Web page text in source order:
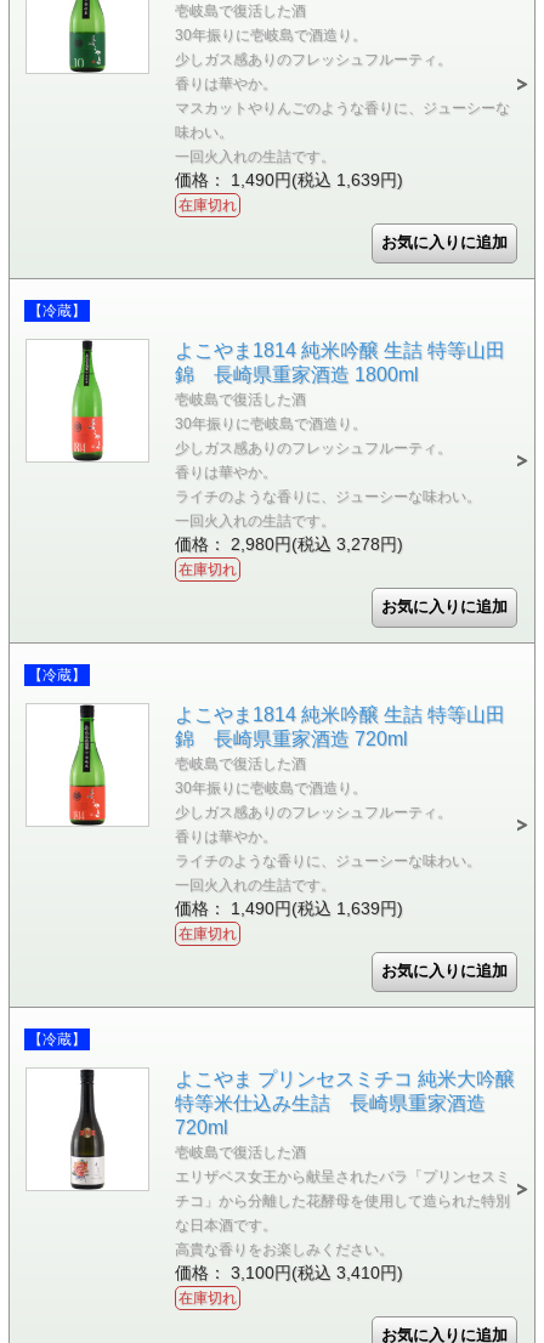
壱岐島で復活した酒
30年振りに壱岐島で酒造り。
少しガス感ありのフレッシュフルーティ。
香りは華やか。
マスカットやりんごのような香りに、ジューシーな
味わい。
一回火入れの生詰です。
価格： 1,490円(税込 1,639円)
在庫切れ
【冷蔵】
よこやま1814 純米吟醸 生詰 特等山田
錦 長崎県重家酒造 1800ml
壱岐島で復活した酒
30年振りに壱岐島で酒造り。
少しガス感ありのフレッシュフルーティ。
香りは華やか。
ライチのような香りに、ジューシーな味わい。
一回火入れの生詰です。
価格： 2,980円(税込 3,278円)
在庫切れ
【冷蔵】
よこやま1814 純米吟醸 生詰 特等山田
錦 長崎県重家酒造 720ml
壱岐島で復活した酒
30年振りに壱岐島で酒造り。
少しガス感ありのフレッシュフルーティ。
香りは華やか。
ライチのような香りに、ジューシーな味わい。
一回火入れの生詰です。
価格： 1,490円(税込 1,639円)
在庫切れ
【冷蔵】
よこやま プリンセスミチコ 純米大吟醸
特等米仕込み生詰 長崎県重家酒造
720ml
壱岐島で復活した酒
エリザベス女王から献呈されたバラ「プリンセスミ
チコ」から分離した花酵母を使用して造られた特別
な日本酒です。
高貴な香りをお楽しみください。
価格： 3,100円(税込 3,410円)
在庫切れ